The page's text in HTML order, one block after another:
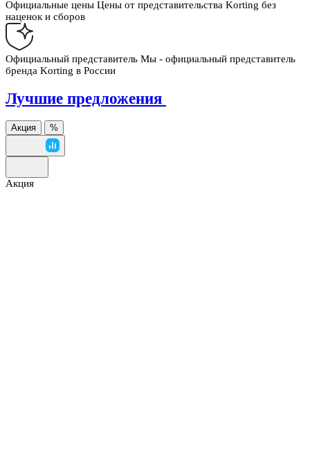
Официальные цены Цены от представительства Korting без
наценок и сборов
Официальный представитель Мы - официальный представитель
бренда Korting в России
Лучшие предложения
Акция %
Акция